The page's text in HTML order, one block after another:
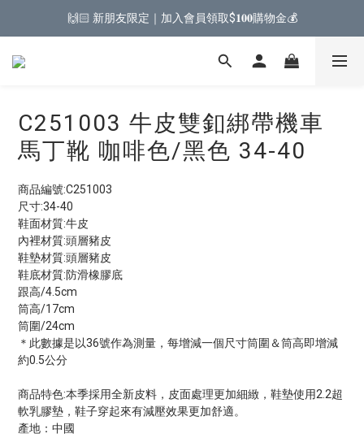
🙌🏻 新朋友限定｜加入會員領取$𝟏𝟎𝟎購物金💰
C251003 牛皮雙釦綁帶機車
馬丁靴 咖啡色/黑色 34-40
商品編號:C251003
尺寸:34-40
鞋面材質:牛皮
內裡材質:頭層豬皮
鞋墊材質:頭層豬皮
鞋底材質:防滑橡膠底
跟高/4.5cm
筒高/17cm
筒圍/24cm
＊此數據是以36號作為測量，每增減一個尺寸筒圍＆筒高即增減
約0.5公分
商品特色:本季採用全新皮料，皮面處理更加細緻，鞋墊使用2.2超
軟乳膠墊，鞋子穿起來有減壓效果更加舒適。
產地：中國